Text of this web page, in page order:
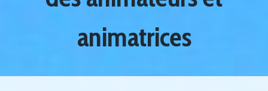
animatrices